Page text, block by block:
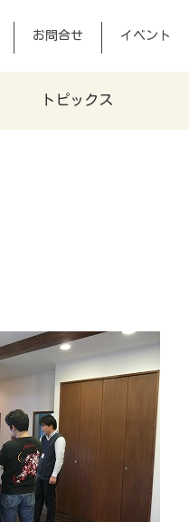
お問合せ イベント
トピックス